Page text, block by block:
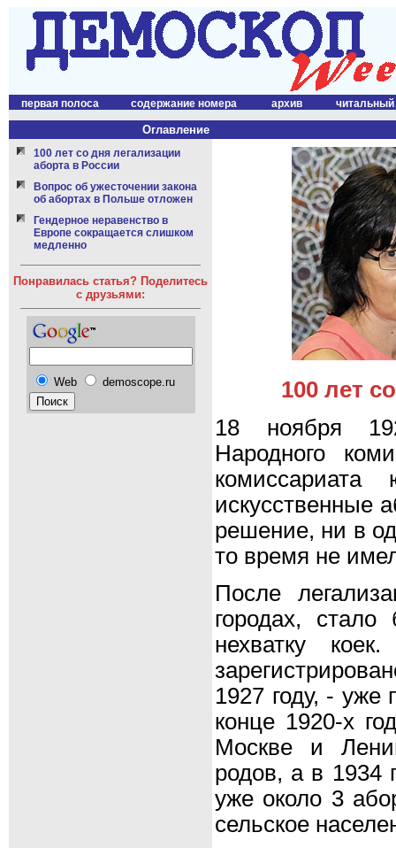
первая полоса содержание номера архив читальный
Оглавление
100 лет со дня легализации
аборта в России
Вопрос об ужесточении закона
об абортах в Польше отложен
Гендерное неравенство в
Европе сокращается слишком
медленно
Понравилась статья? Поделитесь
с друзьями:
Web demoscope.ru
100 лет
18 ноября
Народного
искусственные
решение, ни в
то время не
После
городах,
нехватку
1927 году, -
конце 1920-х
Москве и
родов, а в 1934
уже около 3
сельское